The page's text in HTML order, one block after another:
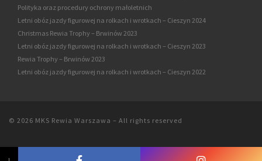
Polityka oraz procedury ochrony małoletnich
Letni obóz jazdy figurowej na rolkach i wrotkach – Cieszyn 2024
Christmas Rewia Trophy – Brwinów 2023
Letni obóz jazdy figurowej na rolkach i wrotkach – Cieszyn 2023
Rewia Trophy – Brwinów 2023
Letni obóz jazdy figurowej na rolkach i wrotkach – Cieszyn 2022
© 2026 MKS Rewia Warszawa – All rights reserved